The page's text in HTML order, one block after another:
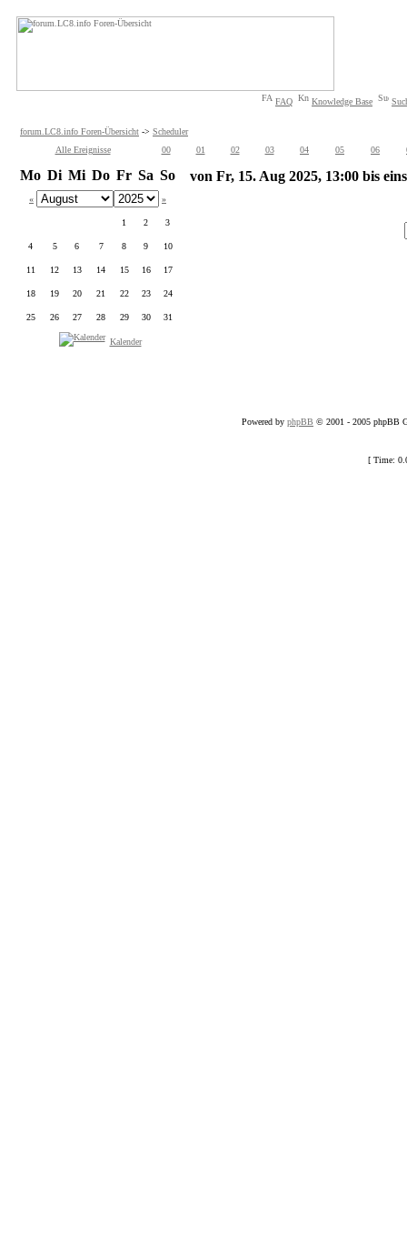
FAQ Knowledge Base
forum.LC8.info Foren-Übersicht -> Scheduler
Alle Ereignisse
00 01 02 03 04 05 06
Mo Di Mi Do Fr Sa So
« »
1 2 3
4 5 6 7 8 9 10
11 12 13 14 15 16 17
18 19 20 21 22 23 24
25 26 27 28 29 30 31
Kalender
von Fr, 15. Aug 2025, 13:00 bis
Powered by phpBB © 2001 - 2005 phpBB
[ Time: